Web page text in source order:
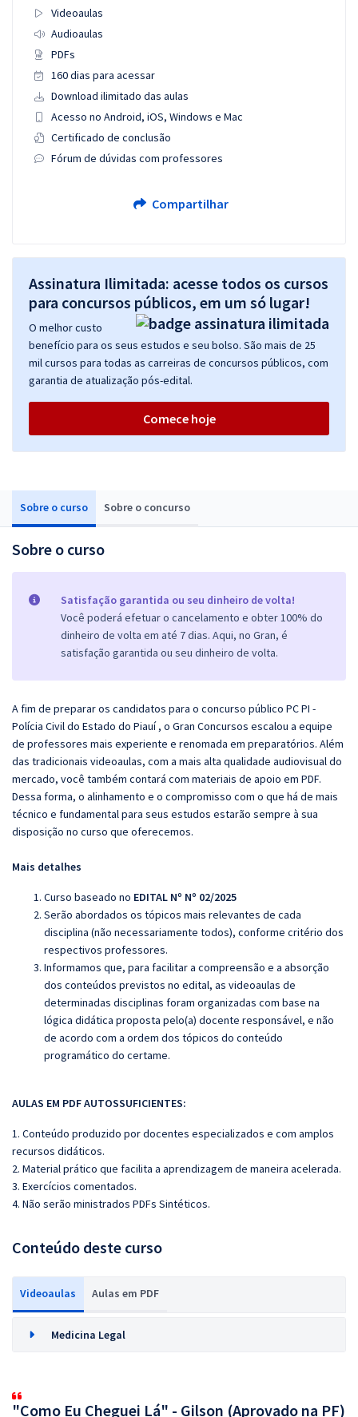
Sobre o curso Sobre o concurso
Sobre o curso
Satisfação garantida ou seu dinheiro de volta!
Você poderá efetuar o cancelamento e obter 100% do
dinheiro de volta em até 7 dias. Aqui, no Gran, é
satisfação garantida ou seu dinheiro de volta.
A fim de preparar os candidatos para o concurso público PC PI -
Polícia Civil do Estado do Piauí , o Gran Concursos escalou a equipe
de professores mais experiente e renomada em preparatórios. Além
das tradicionais videoaulas, com a mais alta qualidade audiovisual do
mercado, você também contará com materiais de apoio em PDF.
Dessa forma, o alinhamento e o compromisso com o que há de mais
técnico e fundamental para seus estudos estarão sempre à sua
disposição no curso que oferecemos.
Mais detalhes
Curso baseado no EDITAL Nº Nº 02/2025
Serão abordados os tópicos mais relevantes de cada
disciplina (não necessariamente todos), conforme critério dos
respectivos professores.
Informamos que, para facilitar a compreensão e a absorção
dos conteúdos previstos no edital, as videoaulas de
determinadas disciplinas foram organizadas com base na
lógica didática proposta pelo(a) docente responsável, e não
de acordo com a ordem dos tópicos do conteúdo
programático do certame.
AULAS EM PDF AUTOSSUFICIENTES:
1. Conteúdo produzido por docentes especializados e com amplos
recursos didáticos.
2. Material prático que facilita a aprendizagem de maneira acelerada.
3. Exercícios comentados.
4. Não serão ministrados PDFs Sintéticos.
Conteúdo deste curso
Videoaulas Aulas em PDF
Medicina Legal
"Como Eu Cheguei Lá" - Gilson (Aprovado na PF)
Videoaulas
Audioaulas
PDFs
160 dias para acessar
Download ilimitado das aulas
Acesso no Android, iOS, Windows e Mac
Certificado de conclusão
Fórum de dúvidas com professores
Compartilhar
Assinatura Ilimitada: acesse todos os cursos
para concursos públicos, em um só lugar!
O melhor custo
benefício para os seus estudos e seu bolso. São mais de 25
mil cursos para todas as carreiras de concursos públicos, com
garantia de atualização pós-edital.
Comece hoje